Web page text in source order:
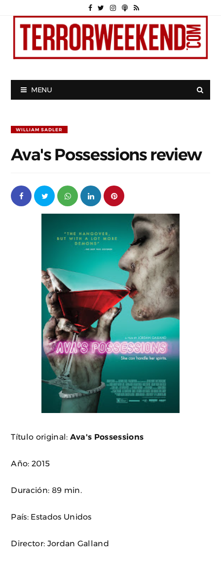
MENU
WILLIAM SADLER
Ava's Possessions review
Título original: Ava's Possessions
Año: 2015
Duración: 89 min.
País: Estados Unidos
Director: Jordan Galland